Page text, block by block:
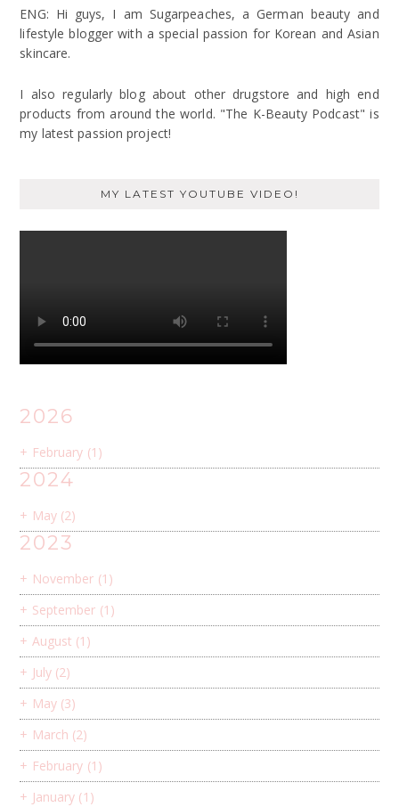
ENG: Hi guys, I am Sugarpeaches, a German beauty and
lifestyle blogger with a special passion for Korean and Asian
skincare.
I also regularly blog about other drugstore and high end
products from around the world. "The K-Beauty Podcast" is
my latest passion project!
MY LATEST YOUTUBE VIDEO!
2026
+ February (1)
2024
+ May (2)
2023
+ November (1)
+ September (1)
+ August (1)
+ July (2)
+ May (3)
+ March (2)
+ February (1)
+ January (1)